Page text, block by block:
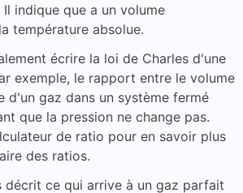
indique que a un volume
température absolue.
écrire la loi de Charles d'une
exemple, le rapport entre le volume
d'un gaz dans un système fermé
que la pression ne change pas.
de ratio pour en savoir plus
des ratios.
décrit ce qui arrive à un gaz parfait